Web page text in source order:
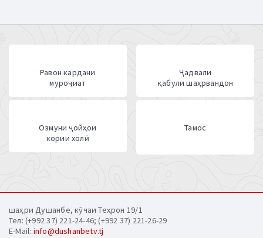
Равон кардани
муроҷиат
Ҷадвали
қабули шаҳрвандон
Озмуни ҷойҳои
кории холӣ
Тамос
шаҳри Душанбе, кӯчаи Теҳрон 19/1
Тел: (+992 37) 221-24-46; (+992 37) 221-26-29
E-Mail: info@dushanbetv.tj